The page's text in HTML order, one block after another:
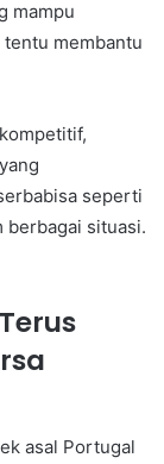
mampu
membantu
seperti
berbagai situasi.
asal Portugal